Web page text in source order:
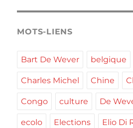
MOTS-LIENS
Bart De Wever belgique
Charles Michel Chine
Congo culture De
ecolo Elections Elio Di